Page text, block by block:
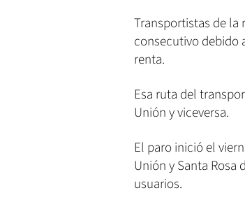
Transportistas de la
consecutivo debido
renta.
Esa ruta del
Unión y viceversa.
El paro inició el
Unión y Santa
usuarios.